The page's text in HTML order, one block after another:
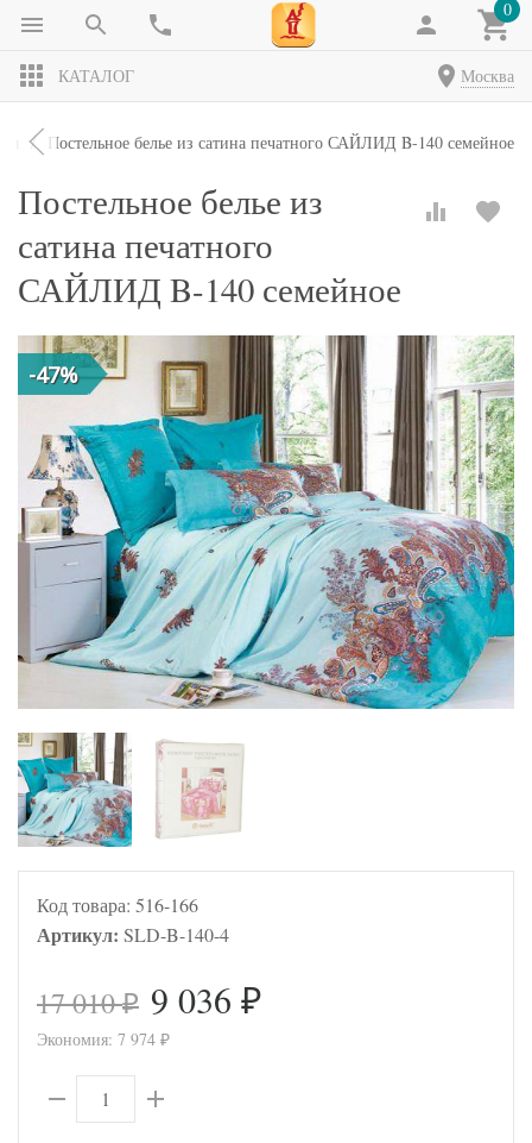
0
КАТАЛОГ Москва
Постельное белье из сатина печатного САЙЛИД B-140 семейное
Постельное белье из
сатина печатного
САЙЛИД B-140 семейное
-47%
Код товара: 516-166
Артикул: SLD-B-140-4
17 010₽ 9 036 ₽
Экономия: 7 974 ₽